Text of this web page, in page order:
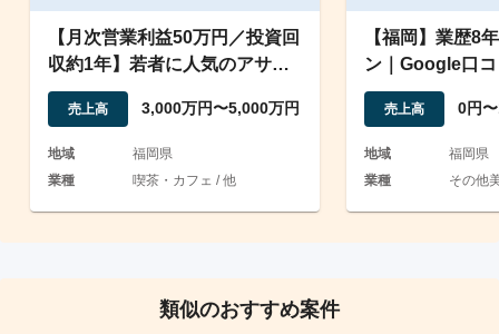
【月次営業利益50万円／投資回
収約1年】若者に人気のアサイ
ーボウル店
売上高 3,000万円〜5,000万円
地域
福岡県
業種
喫茶・カフェ / 他
【福岡】業歴8
ン｜Google口
評価4.9以上
売上高 0円
地域
福岡県
業種
その他
類似のおすすめ案件